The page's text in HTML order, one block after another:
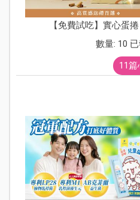
【免費試吃】實心蛋
數量: 10
11篇